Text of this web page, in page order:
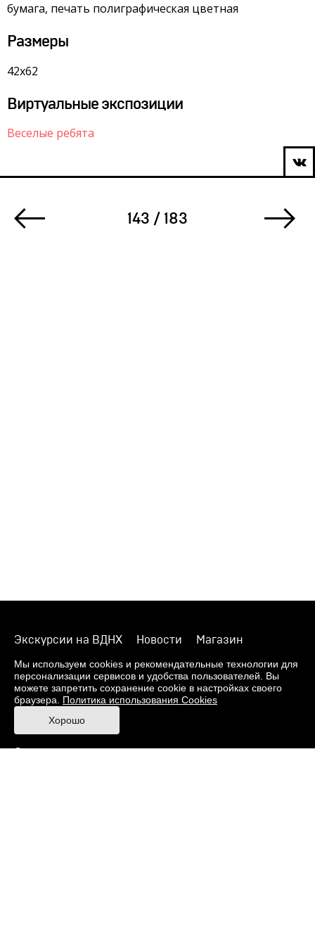
бумага, печать полиграфическая цветная
Размеры
42х62
Виртуальные экспозиции
Веселые ребята
143 / 183
Экскурсии на ВДНХ Новости
Магазин
О музее
Фонды
Виртуальный музей
Издания
Пресс-центр
Контакты
Правила посещения Музея
Ответы на частые вопросы
Мы используем cookies и рекомендательные технологии для
персонализации сервисов и удобства пользователей. Вы
можете запретить сохранение cookie в настройках своего
браузера. Политика использования Cookies
Хорошо